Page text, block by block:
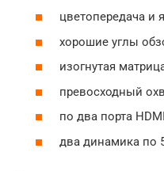
цветопередача и
хорошие углы
изогнутая
превосходный
по два порта
два динамика по